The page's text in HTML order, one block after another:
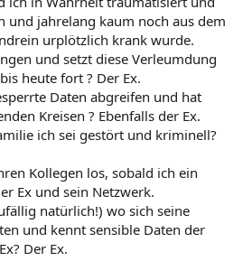
konnte. Brandt selbst spricht
an staatlicher Alimentierung. Sogar
szenebekannten
Mitglied der NPD war, seien so
und Staatsanwälte hätten
einen regelrechten
Immer wieder seien in diesem
Fällen Beamte, die genauer
Druck gesetzt,
die „zu gute Arbeit“ verrichteten,
von der Polizei
aus der Szene an und warnten sie
die Behörden...)
und jahrelang kaum noch aus dem
urplötzlich krank wurde.
und setzt diese Verleumdung
heute fort ? Der Ex.
Daten abgreifen und hat
Kreisen ? Ebenfalls der Ex.
ich sei gestört und kriminell?
Kollegen los, sobald ich ein
Ex und sein Netzwerk.
natürlich!) wo sich seine
und kennt sensible Daten der
Der Ex.